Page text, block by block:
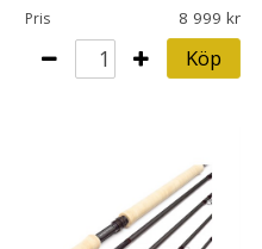
Pris 8 999
Köp